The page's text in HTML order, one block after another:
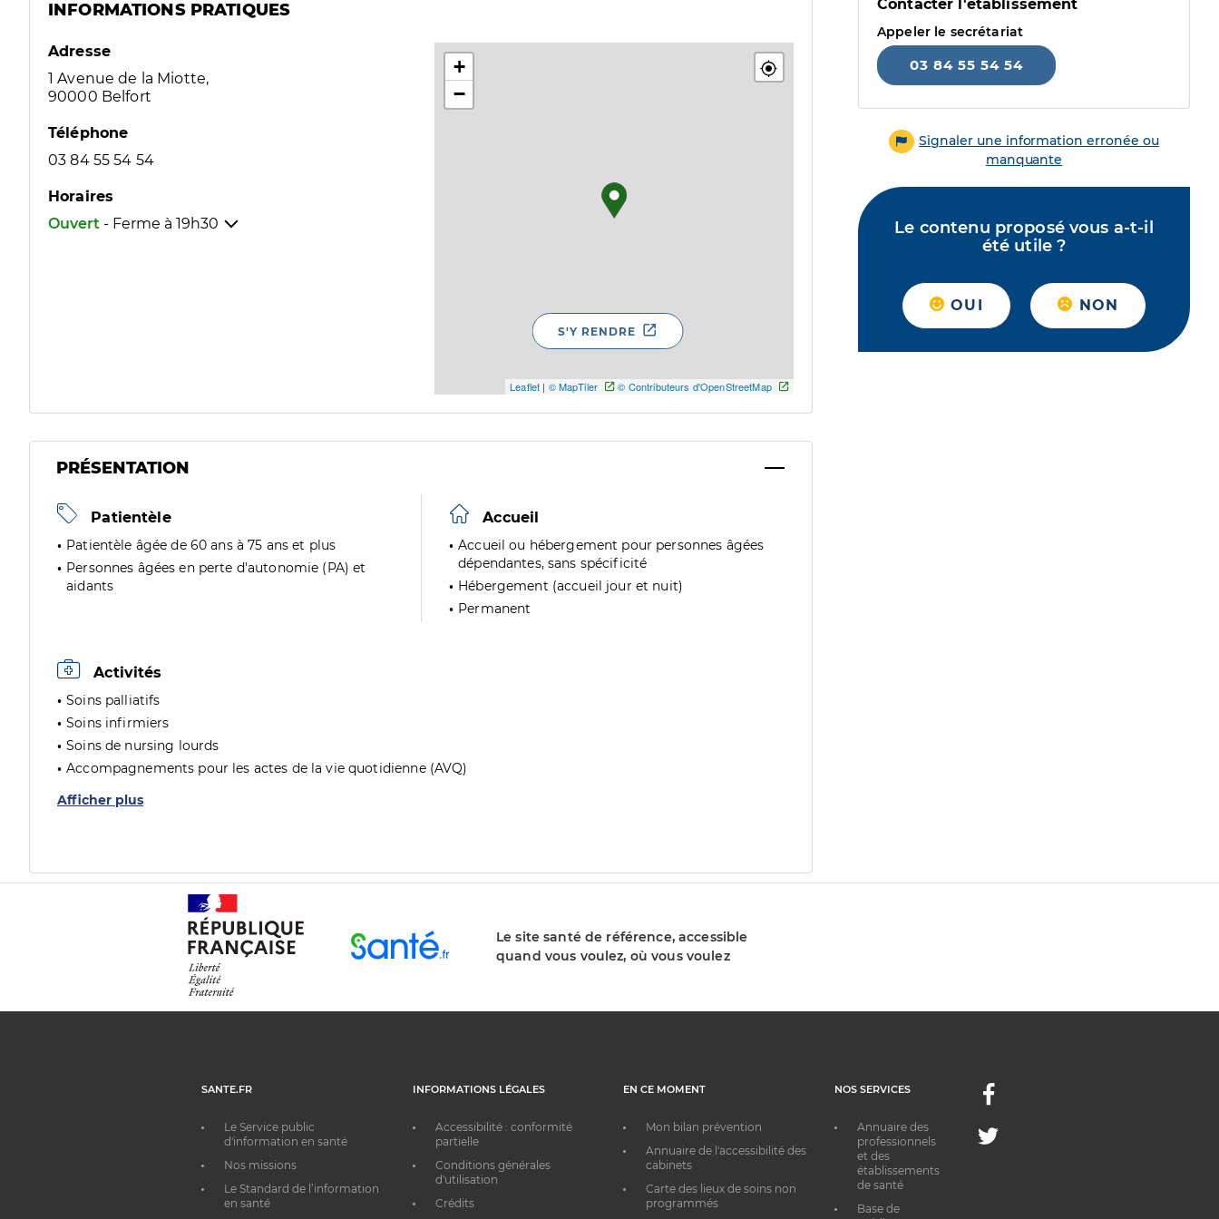
INFORMATIONS PRATIQUES
Adresse
1 Avenue de la Miotte,
90000 Belfort
Téléphone
03 84 55 54 54
Horaires
Ouvert - Ferme à 19h30
+
−
Leaflet | © MapTiler © Contributeurs d'OpenStreetMap
S'Y RENDRE
PRÉSENTATION
Patientèle
Patientèle âgée de 60 ans à 75 ans et plus
Personnes âgées en perte d'autonomie (PA) et
aidants
Accueil
Accueil ou hébergement pour personnes âgées
dépendantes, sans spécificité
Hébergement (accueil jour et nuit)
Permanent
Activités
Soins palliatifs
Soins infirmiers
Soins de nursing lourds
Accompagnements pour les actes de la vie quotidienne (AVQ)
Afficher plus
Contacter l'établissement
Appeler le secrétariat
03 84 55 54 54
Signaler une information erronée ou
manquante
Le contenu proposé vous a-t-il
été utile ?
OUI NON
Le site santé de référence, accessible
quand vous voulez, où vous voulez
SANTE.FR
Le Service public
d'information en santé
Nos missions
Le Standard de l’information
en santé
INFORMATIONS LÉGALES
Accessibilité : conformité
partielle
Conditions générales
d'utilisation
Crédits
EN CE MOMENT
Mon bilan prévention
Annuaire de l'accessibilité des
cabinets
Carte des lieux de soins non
programmés
NOS SERVICES
Annuaire des
professionnels
et des
établissements
de santé
Base de
Facebook
Twitter